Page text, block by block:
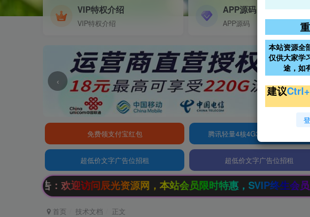
VIP特权介绍
VIP特权介绍
APP源码
APP源码
‹
免费领支付宝红包 腾讯轻量4核4G3M服务器38元/年
超低价文字广告位招租 超低价文字广告位招租
光资源网，本站会员限时特惠，SVIP终生会员只需99元
首页 技术文档 正文
本站资源全
仅供大家学
途，如
建议